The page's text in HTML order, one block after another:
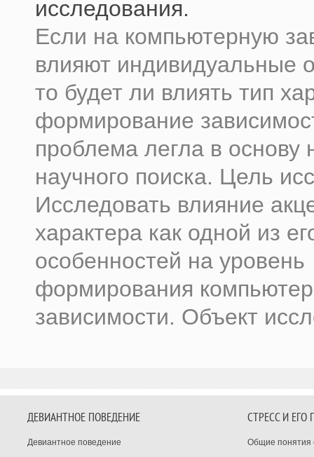
исследования.
Если на компьютерную
влияют индивидуальные
то будет ли влиять тип
формирование
проблема легла в основу
научного поиска. Цель
Исследовать влияние
характера как одной из
особенностей на уровень
формирования
зависимости. Объект
ДЕВИАНТНОЕ ПОВЕДЕНИЕ
Девиантное поведение
СТРЕСС И ЕГО
Общие понятия